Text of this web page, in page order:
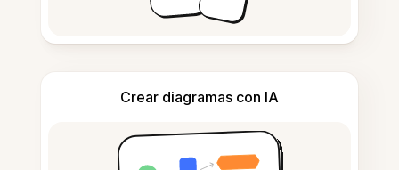
Crear diagramas con IA